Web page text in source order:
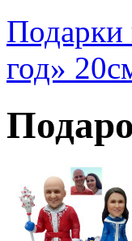
Подарки
год»